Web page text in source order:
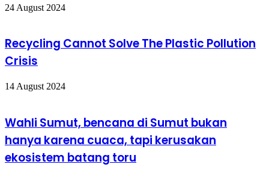
24 August 2024
Recycling Cannot Solve The Plastic Pollution
Crisis
14 August 2024
Wahli Sumut, bencana di Sumut bukan
hanya karena cuaca, tapi kerusakan
ekosistem batang toru